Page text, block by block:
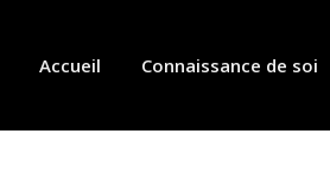
Accueil Connaissance de soi